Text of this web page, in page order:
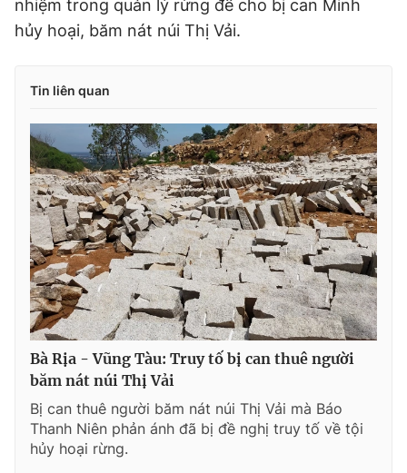
nhiệm trong quản lý rừng để cho bị can Minh
hủy hoại, băm nát núi Thị Vải.
Tin liên quan
Bà Rịa - Vũng Tàu: Truy tố bị can thuê người
băm nát núi Thị Vải
Bị can thuê người băm nát núi Thị Vải mà Báo
Thanh Niên phản ánh đã bị đề nghị truy tố về tội
hủy hoại rừng.